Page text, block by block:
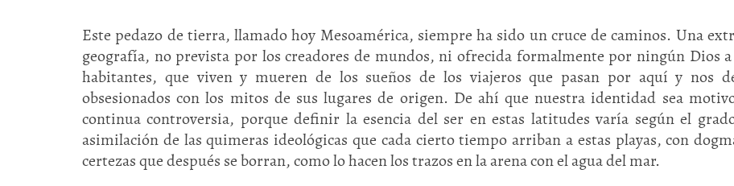
Este pedazo de tierra, llamado hoy Mesoamérica, siempre ha sido un cruce de caminos. Una
geografía, no prevista por los creadores de mundos, ni ofrecida formalmente por ningún Dios a
habitantes, que viven y mueren de los sueños de los viajeros que pasan por aquí y nos
obsesionados con los mitos de sus lugares de origen. De ahí que nuestra identidad sea
continua controversia, porque definir la esencia del ser en estas latitudes varía según el
asimilación de las quimeras ideológicas que cada cierto tiempo arriban a estas playas, con
certezas que después se borran, como lo hacen los trazos en la arena con el agua del mar.